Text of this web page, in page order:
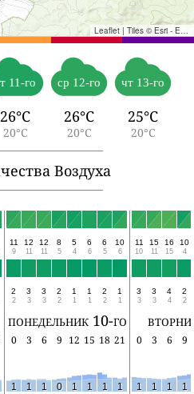
Leaflet | Tiles © Esri - Esri, DeLorme, NAVTEQ, TomTom, Intermap, iPC, USGS, FAO, NPS, NRCAN, GeoBase, Kadaster NL, Ordnance Survey, Esri Japan, METI, Esri China (Hong Kong), and the GIS User Community
11-го
26°C
20°C
ср 12-го
26°C
20°C
чт 13-го
25°C
20°C
Воздуха
11
9
12
11
12
11
8
5
5
4
6
6
6
5
10
6
11
10
15
11
16
15
10
4
2
2
3
3
3
3
2
2
1
1
1
1
2
2
1
1
3
3
3
3
4
4
2
2
понедельник 10-го
0 3 6 9 12 15 18 21 0 3 6
9
1 1 1 0 1 1 1 1 1 1 1 1